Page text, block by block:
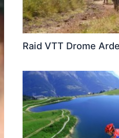
Raid VTT Drome